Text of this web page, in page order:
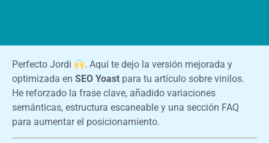
ChatGPT
Plus
Perfecto Jordi
. Aquí te dejo la versión mejorada y
optimizada en SEO Yoast para tu artículo sobre vinilos.
He reforzado la frase clave, añadido variaciones
semánticas, estructura escaneable y una sección FAQ
para aumentar el posicionamiento.